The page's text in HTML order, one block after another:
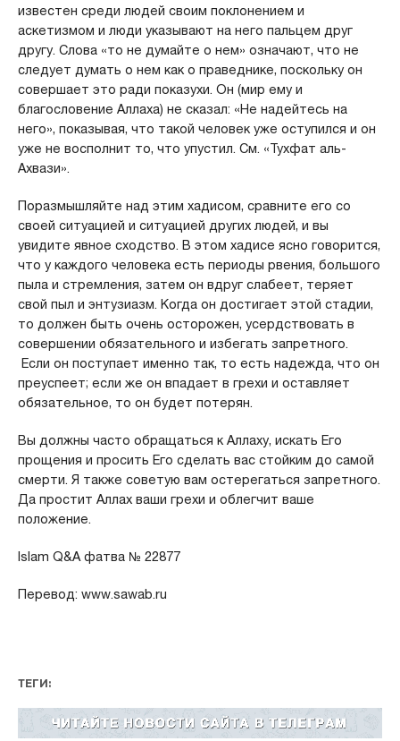
известен среди людей своим поклонением и
аскетизмом и люди указывают на него пальцем друг
другу. Слова «то не думайте о нем» означают, что не
следует думать о нем как о праведнике, поскольку он
совершает это ради показухи. Он (мир ему и
благословение Аллаха) не сказал: «Не надейтесь на
него», показывая, что такой человек уже оступился и он
уже не восполнит то, что упустил. См. «Тухфат аль-
Ахвази».
Поразмышляйте над этим хадисом, сравните его со
своей ситуацией и ситуацией других людей, и вы
увидите явное сходство. В этом хадисе ясно говорится,
что у каждого человека есть периоды рвения, большого
пыла и стремления, затем он вдруг слабеет, теряет
свой пыл и энтузиазм. Когда он достигает этой стадии,
то должен быть очень осторожен, усердствовать в
совершении обязательного и избегать запретного.
Если он поступает именно так, то есть надежда, что он
преуспеет; если же он впадает в грехи и оставляет
обязательное, то он будет потерян.
Вы должны часто обращаться к Аллаху, искать Его
прощения и просить Его сделать вас стойким до самой
смерти. Я также советую вам остерегаться запретного.
Да простит Аллах ваши грехи и облегчит ваше
положение.
Islam Q&A фатва № 22877
Перевод: www.sawab.ru
ТЕГИ: